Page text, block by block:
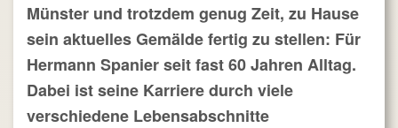
Münster und trotzdem genug Zeit, zu Hause
sein aktuelles Gemälde fertig zu stellen: Für
Hermann Spanier seit fast 60 Jahren Alltag.
Dabei ist seine Karriere durch viele
verschiedene Lebensabschnitte